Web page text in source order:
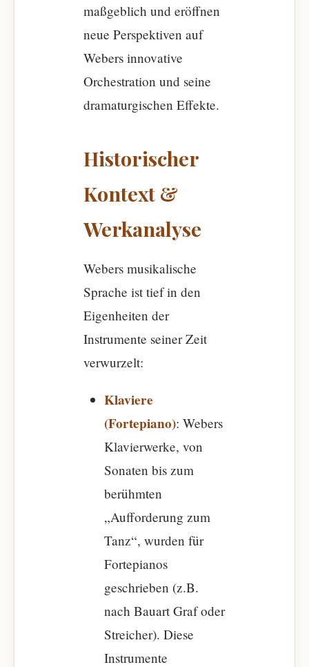
maßgeblich und eröffnen
neue Perspektiven auf
Webers innovative
Orchestration und seine
dramaturgischen Effekte.
Historischer
Kontext &
Werkanalyse
Webers musikalische
Sprache ist tief in den
Eigenheiten der
Instrumente seiner Zeit
verwurzelt:
Klaviere
(Fortepiano): Webers
Klavierwerke, von
Sonaten bis zum
berühmten
„Aufforderung zum
Tanz“, wurden für
Fortepianos
geschrieben (z.B.
nach Bauart Graf oder
Streicher). Diese
Instrumente